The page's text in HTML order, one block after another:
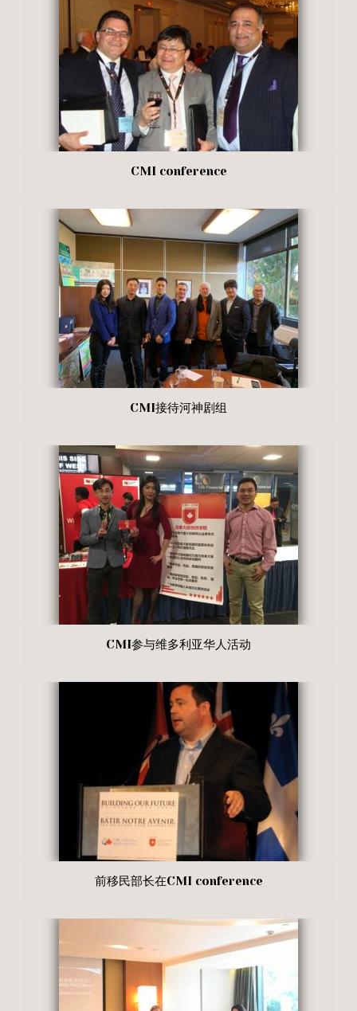
CMI conference
CMI接待河神剧组
CMI参与维多利亚华人活动
前移民部长在CMI conference